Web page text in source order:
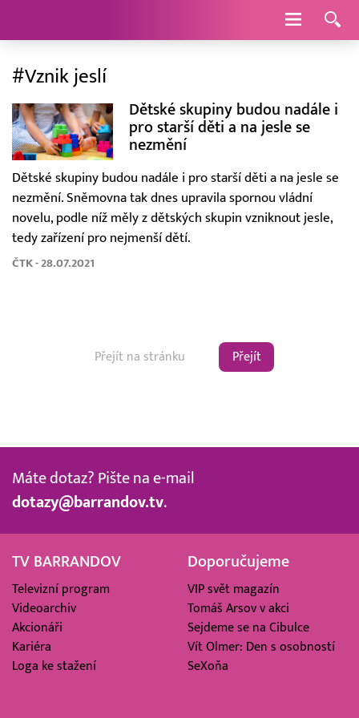
Navigace
#Vznik jeslí
Dětské skupiny budou nadále i
pro starší děti a na jesle se
nezmění
Dětské skupiny budou nadále i pro starší děti a na jesle se
nezmění. Sněmovna tak dnes upravila spornou vládní
novelu, podle níž měly z dětských skupin vzniknout jesle,
tedy zařízení pro nejmenší dětí.
ČTK - 28.07.2021
Přejít
Máte dotaz? Pište na e-mail
dotazy@barrandov.tv.
TV BARRANDOV
Televizní program
Videoarchiv
Akcionáři
Kariéra
Loga ke stažení
Doporučujeme
VIP svět magazín
Tomáš Arsov v akci
Sejdeme se na Cibulce
Vít Olmer: Den s osobností
SeXoňa